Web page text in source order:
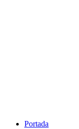
Portada